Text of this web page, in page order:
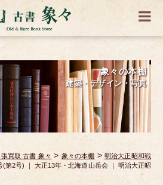
象々の本棚
建築・デザイン・写真
買取 古書 象々 > 象々の本棚 > 明治大正昭和戦
2号) ｜ 大正13年・北海道山岳会 ｜ 明治大正昭